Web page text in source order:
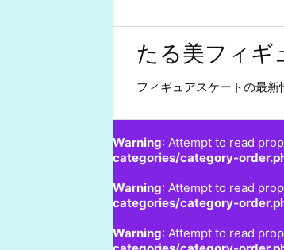
たる美フィギ
フィギュアスケートの最新
Warning: Attempt to read
categories/category-
Warning: Attempt to read
categories/category-
Warning: Attempt to read